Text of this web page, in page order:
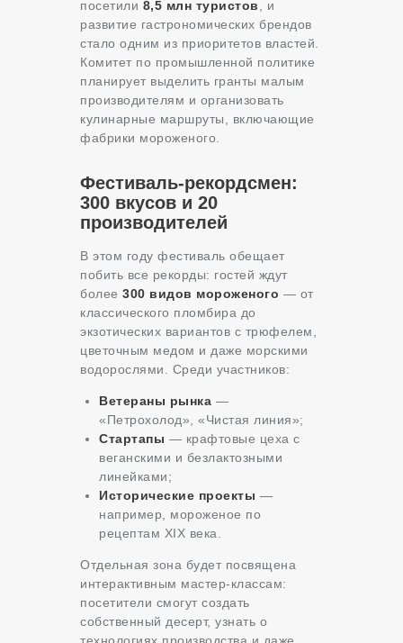
посетили 8,5 млн туристов , и
развитие гастрономических брендов
стало одним из приоритетов властей.
Комитет по промышленной политике
планирует выделить гранты малым
производителям и организовать
кулинарные маршруты, включающие
фабрики мороженого.
Фестиваль-рекордсмен:
300 вкусов и 20
производителей
В этом году фестиваль обещает
побить все рекорды: гостей ждут
более 300 видов мороженого — от
классического пломбира до
экзотических вариантов с трюфелем,
цветочным медом и даже морскими
водорослями. Среди участников:
Ветераны рынка —
«Петрохолод», «Чистая линия»;
Стартапы — крафтовые цеха с
веганскими и безлактозными
линейками;
Исторические проекты —
например, мороженое по
рецептам XIX века.
Отдельная зона будет посвящена
интерактивным мастер-классам:
посетители смогут создать
собственный десерт, узнать о
технологиях производства и даже